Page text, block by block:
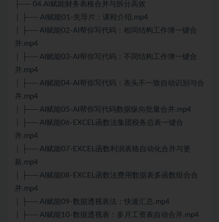
├── 04.Al赋能财务表格合并与拆分高效
│ ├── AI赋能01-先导片：课程介绍.mp4
│ ├── AI赋能02-AI帮你写代码：相同结构工作簿一键合
并.mp4
│ ├── AI赋能03-AI帮你写代码：不同结构工作簿一键合
并.mp4
│ ├── AI赋能04-AI帮你写代码：表头不一致自动识别与合
并.mp4
│ ├── AI赋能05-AI帮你写代码数据纵向批量合并.mp4
│ ├── AI赋能06-EXCEL函数法集团税务总表一键合
并.mp4
│ ├── AI赋能07-EXCEL函数利润表格自动化合并与更
新.mp4
│ ├── AI赋能08-EXCEL函数法费用数据表多函数组合合
并.mp4
│ ├── AI赋能09-数据透视表法：快速汇总.mp4
│ ├── AI赋能10-数据透视表：多月工资表自动合并.mp4